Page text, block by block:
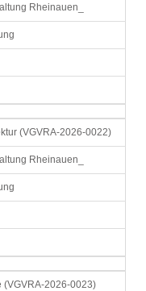
Rheinauen_
(VGVRA-2026-0022)
Rheinauen_
(VGVRA-2026-0023)